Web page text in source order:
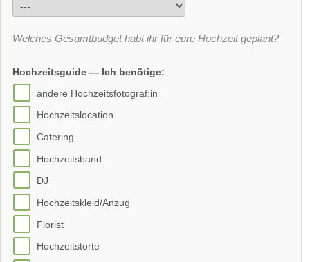
Welches Gesamtbudget habt ihr für eure Hochzeit geplant?
Hochzeitsguide — Ich benötige:
andere Hochzeitsfotograf:in
Hochzeitslocation
Catering
Hochzeitsband
DJ
Hochzeitskleid/Anzug
Florist
Hochzeitstorte